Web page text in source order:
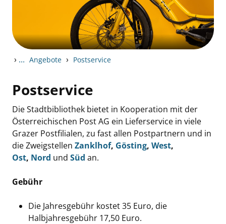
› ... Angebote › Postservice
Postservice
Die Stadtbibliothek bietet in Kooperation mit der
Österreichischen Post AG ein Lieferservice in viele
Grazer Postfilialen, zu fast allen Postpartnern und in
die Zweigstellen Zanklhof, Gösting, West,
Ost, Nord und Süd an.
Gebühr
Die Jahresgebühr kostet 35 Euro, die
Halbjahresgebühr 17,50 Euro.